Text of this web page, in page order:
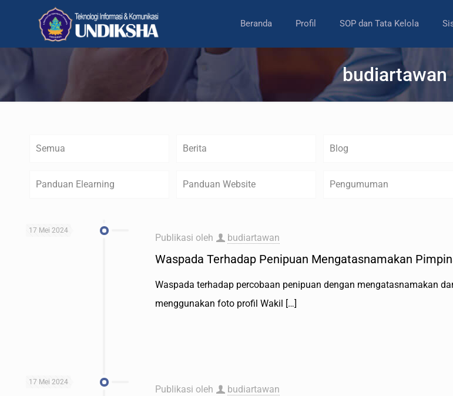
Beranda Profil SOP dan Tata Kelola
budiartawan
Semua Berita Blog
Panduan Elearning Panduan Website Pengumuman
17 Mei 2024
Publikasi oleh budiartawan
Waspada Terhadap Penipuan Mengatasnamakan
Waspada terhadap percobaan penipuan dengan mengatasnamakan
menggunakan foto profil Wakil […]
17 Mei 2024
Publikasi oleh budiartawan